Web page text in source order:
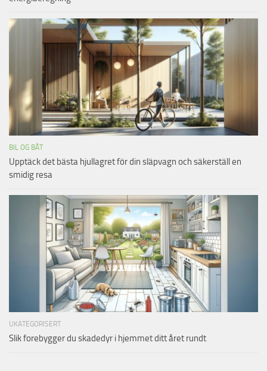
BIL OG BÅT
Upptäck det bästa hjullagret för din släpvagn och säkerställ en
smidig resa
UKATEGORISERT
Slik forebygger du skadedyr i hjemmet ditt året rundt